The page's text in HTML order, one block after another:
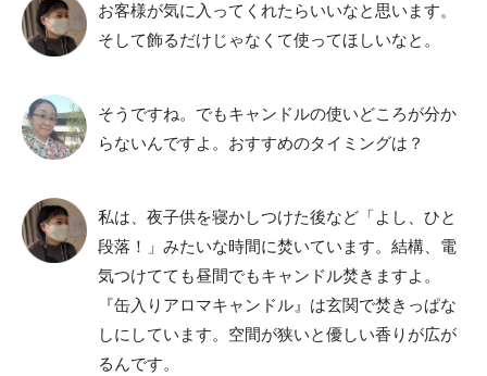
お客様が気に入ってくれたらいいなと思います。
そして飾るだけじゃなくて使ってほしいなと。
そうですね。でもキャンドルの使いどころが分か
らないんですよ。おすすめのタイミングは？
私は、夜子供を寝かしつけた後など「よし、ひと
段落！」みたいな時間に焚いています。結構、電
気つけてても昼間でもキャンドル焚きますよ。
『缶入りアロマキャンドル』は玄関で焚きっぱな
しにしています。空間が狭いと優しい香りが広が
るんです。